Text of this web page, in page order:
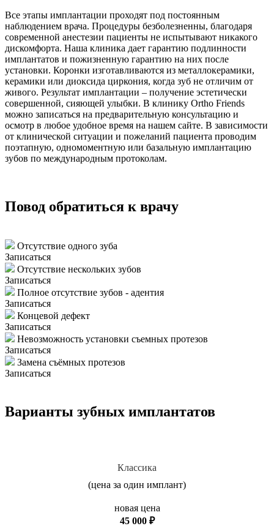
Все этапы имплантации проходят под постоянным
наблюдением врача. Процедуры безболезненны, благодаря
современной анестезии пациенты не испытывают никакого
дискомфорта. Наша клиника дает гарантию подлинности
имплантатов и пожизненную гарантию на них после
установки. Коронки изготавливаются из металлокерамики,
керамики или диоксида циркония, когда зуб не отличим от
живого. Результат имплантации – получение эстетически
совершенной, сияющей улыбки. В клинику Ortho Friends
можно записаться на предварительную консультацию и
осмотр в любое удобное время на нашем сайте. В зависимости
от клинической ситуации и пожеланий пациента проводим
поэтапную, одномоментную или базальную имплантацию
зубов по международным протоколам.
Повод обратиться к врачу
Отсутствие одного зуба
Записаться
Отсутствие нескольких зубов
Записаться
Полное отсутствие зубов - адентия
Записаться
Концевой дефект
Записаться
Невозможность установки съемных протезов
Записаться
Замена съёмных протезов
Записаться
Варианты зубных имплантатов
Классика
(цена за один имплант)
новая цена
45 000 ₽